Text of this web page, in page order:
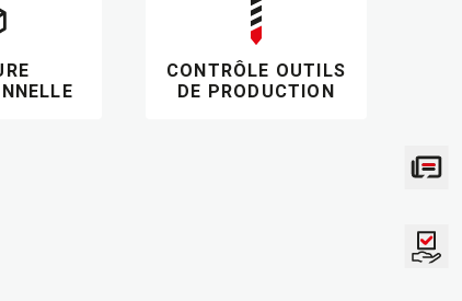
CONTRÔLE OUTILS
DE PRODUCTION